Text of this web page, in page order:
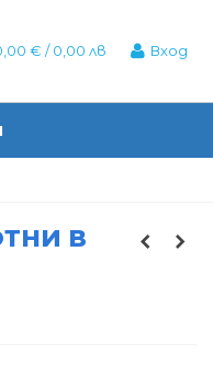
€ / 0,00 лв Вход
В